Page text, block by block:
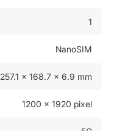
1
NanoSIM
257.1 x 168.7 x 6.9 mm
1200 x 1920 pixel